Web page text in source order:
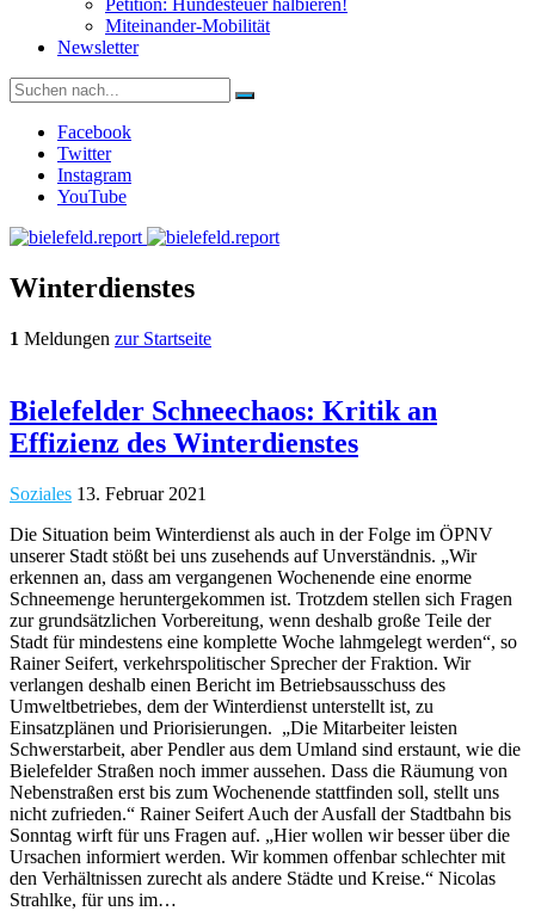
Petition: Hundesteuer halbieren!
Miteinander-Mobilität
Newsletter
Suche
nach:
Facebook
Twitter
Instagram
YouTube
Winterdienstes
1 Meldungen zur Startseite
Bielefelder Schneechaos: Kritik an
Effizienz des Winterdienstes
Soziales 13. Februar 2021
Die Situation beim Winterdienst als auch in der Folge im ÖPNV
unserer Stadt stößt bei uns zusehends auf Unverständnis. „Wir
erkennen an, dass am vergangenen Wochenende eine enorme
Schneemenge heruntergekommen ist. Trotzdem stellen sich Fragen
zur grundsätzlichen Vorbereitung, wenn deshalb große Teile der
Stadt für mindestens eine komplette Woche lahmgelegt werden“, so
Rainer Seifert, verkehrspolitischer Sprecher der Fraktion. Wir
verlangen deshalb einen Bericht im Betriebsausschuss des
Umweltbetriebes, dem der Winterdienst unterstellt ist, zu
Einsatzplänen und Priorisierungen. „Die Mitarbeiter leisten
Schwerstarbeit, aber Pendler aus dem Umland sind erstaunt, wie die
Bielefelder Straßen noch immer aussehen. Dass die Räumung von
Nebenstraßen erst bis zum Wochenende stattfinden soll, stellt uns
nicht zufrieden.“ Rainer Seifert Auch der Ausfall der Stadtbahn bis
Sonntag wirft für uns Fragen auf. „Hier wollen wir besser über die
Ursachen informiert werden. Wir kommen offenbar schlechter mit
den Verhältnissen zurecht als andere Städte und Kreise.“ Nicolas
Strahlke, für uns im…